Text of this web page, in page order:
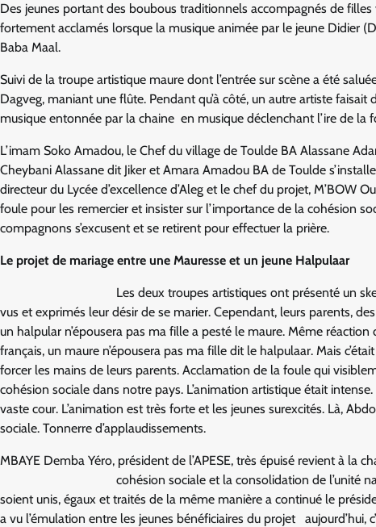
Des jeunes portant des boubous traditionnels accompagnés de
fortement acclamés lorsque la musique animée par le jeune Didier
Baba Maal.
Suivi de la troupe artistique maure dont l’entrée sur scène a été
Dagveg, maniant une flûte. Pendant qu’à côté, un autre artiste
musique entonnée par la chaine en musique déclenchant l’ire de la
L’imam Soko Amadou, le Chef du village de Toulde BA Alassane
Cheybani Alassane dit Jiker et Amara Amadou BA de Toulde
directeur du Lycée d’excellence d’Aleg et le chef du projet, M’BOW
foule pour les remercier et insister sur l’importance de la cohésion
compagnons s’excusent et se retirent pour effectuer la prière.
Le projet de mariage entre une Mauresse et un jeune Halpulaar
Les deux troupes artistiques ont présenté un
vus et exprimés leur désir de se marier. Cependant, leurs parents,
un halpular n’épousera pas ma fille a pesté le maure. Même
français, un maure n’épousera pas ma fille dit le halpulaar. Mais
forcer les mains de leurs parents. Acclamation de la foule qui
cohésion sociale dans notre pays. L’animation artistique était
vaste cour. L’animation est très forte et les jeunes surexcités. Là,
sociale. Tonnerre d’applaudissements.
MBAYE Demba Yéro, président de l’APESE, très épuisé revient à la
cohésion sociale et la consolidation de l’unité
soient unis, égaux et traités de la même manière a continué le
a vu l’émulation entre les jeunes bénéficiaires du projet aujourd’hui,